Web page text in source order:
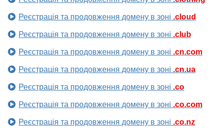
Реєстрація та продовження домену в зоні .cloud
Реєстрація та продовження домену в зоні .club
Реєстрація та продовження домену в зоні .cn.com
Реєстрація та продовження домену в зоні .cn.ua
Реєстрація та продовження домену в зоні .co
Реєстрація та продовження домену в зоні .co.com
Реєстрація та продовження домену в зоні .co.nz